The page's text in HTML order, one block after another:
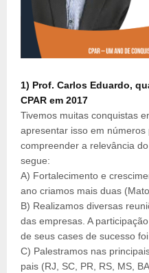
1) Prof. Carlos Eduardo,
CPAR em 2017
Tivemos muitas conquistas
apresentar isso em
compreender a relevância
segue:
A) Fortalecimento e
ano criamos mais duas
B) Realizamos diversas
das empresas. A
de seus cases de sucesso
C) Palestramos nas
pais (RJ, SC, PR, RS, MS,